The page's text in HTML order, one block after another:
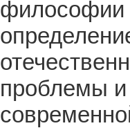
философии
проблемы